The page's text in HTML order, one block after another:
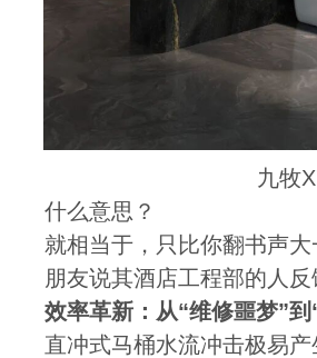
九牧
什么意思？
就相当于，只比你翻书声大
朋友说其酒店工程部的人反
效率革新：从“维修噩梦”到
直冲式马桶水流冲击极易产